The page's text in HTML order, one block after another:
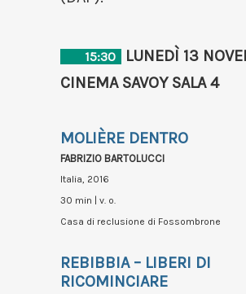
15:30
LUNEDÌ 13
CINEMA SAVOY SALA 4
MOLIÈRE DENTRO
FABRIZIO BARTOLUCCI
Italia, 2016
30 min | v. o.
Casa di reclusione di Fossombrone
REBIBBIA – LIBERI DI
RICOMINCIARE